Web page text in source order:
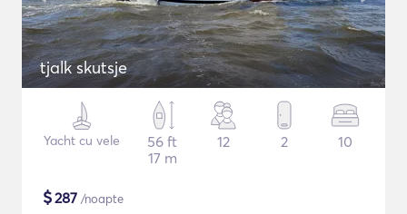
tjalk skutsje
Yacht cu vele
56 ft
17 m
12 2 10
$287 /noapte